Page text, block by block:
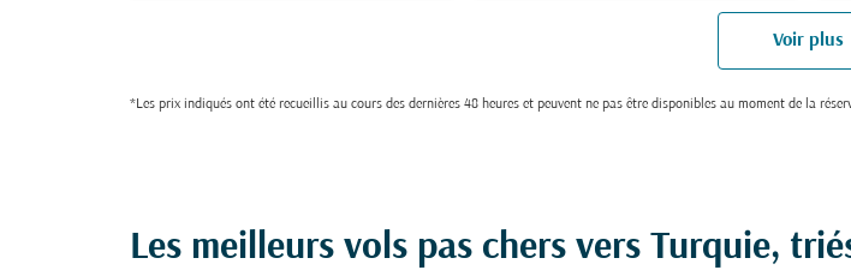
Voir plus
*Les prix indiqués ont été recueillis au cours des dernières 48 heures et peuvent ne pas être disponibles au moment de la
Les meilleurs vols pas chers vers Turquie,